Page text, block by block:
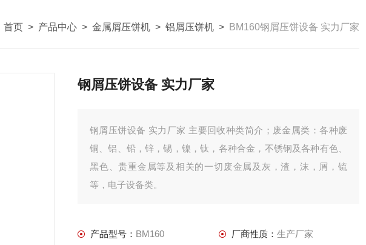
首页 > 产品中心 > 金属屑压饼机 > 铝屑压饼机 > BM160钢屑压饼设备 实力厂家
钢屑压饼设备 实力厂家
钢屑压饼设备 实力厂家 主要回收种类简介；废金属类：各种废
铜、铝、铅，锌，锡，镍，钛，各种合金，不锈钢及各种有色、
黑色、贵重金属等及相关的一切废金属及灰，渣，沫，屑，锍
等，电子设备类。
产品型号： BM160 厂商性质： 生产厂家